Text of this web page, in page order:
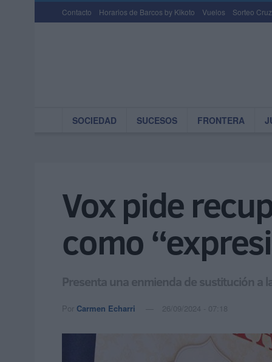
Contacto Horarios de Barcos by Kikoto Vuelos Sorteo
SOCIEDAD SUCESOS FRONTERA
Vox pide
como
Presenta una enmienda de sustitución a
Por Carmen Echarri 26/09/2024 - 07:18